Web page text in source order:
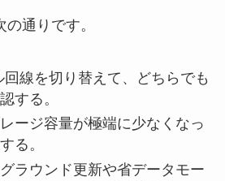
通りです。
線を切り替えて、どちらでも
する。
ージ容量が極端に少なくなっ
る。
ラウンド更新や省データモー